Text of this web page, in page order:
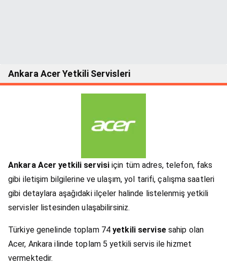
Ankara Acer Yetkili Servisleri
Ankara Acer yetkili servisiiçin tüm adres, telefon, faks
gibi iletişim bilgilerine ve ulaşım, yol tarifi, çalışma saatleri
gibi detaylara aşağıdaki ilçeler halinde listelenmiş yetkili
servisler listesinden ulaşabilirsiniz.
Türkiye genelinde toplam 74yetkili servisesahip olan
Acer, Ankara ilinde toplam 5 yetkili servis ile hizmet
vermektedir.